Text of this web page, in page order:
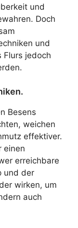
und
Doch
und
Flurs jedoch
Besens
weichen
effektiver.
einen
erreichbare
und der
wirken, um
auch